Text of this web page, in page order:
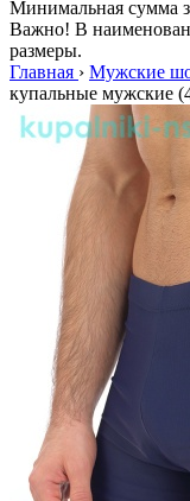
Минимальная сумма
Важно! В
размеры.
Главная › Мужские
купальные мужские